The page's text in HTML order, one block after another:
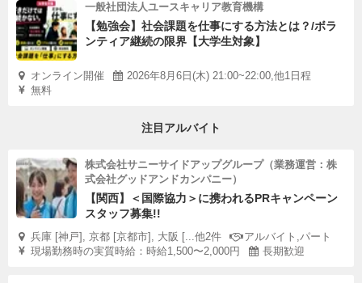
一般社団法人ユースキャリア教育機構
【勉強会】社会課題を仕事にする方法とは？/ボラ
ンティア継続の限界【大学生対象】
オンライン開催
2026年8月6日(木) 21:00~22:00,他1日程
無料
注目アルバイト
株式会社サニーサイドアップグループ（業務運営：株
式会社グッドアンドカンパニー）
【関西】＜国際協力＞に携われるPRキャンペーン
スタッフ募集!!
兵庫 [神戸], 京都 [京都市], 大阪 [...他2件
アルバイト,パート
現場勤務時の実質時給：時給1,500〜2,000円
長期歓迎